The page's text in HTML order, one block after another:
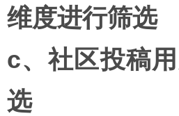
维度进行筛选
c、社区投稿
选